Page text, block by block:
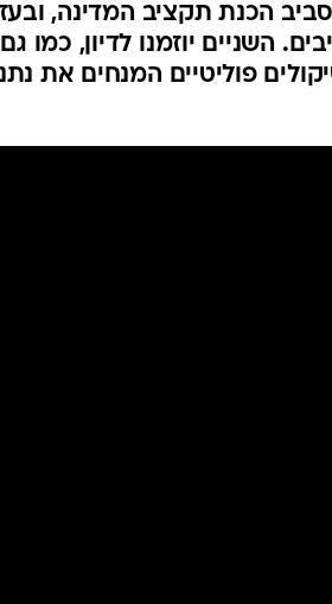
הכנת תקציב המדינה,
השניים יוזמנו לדיון, כמו
פוליטיים המנחים את